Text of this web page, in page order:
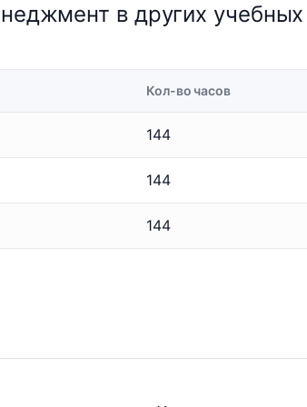
в других учебных
Кол-во часов
144
144
144